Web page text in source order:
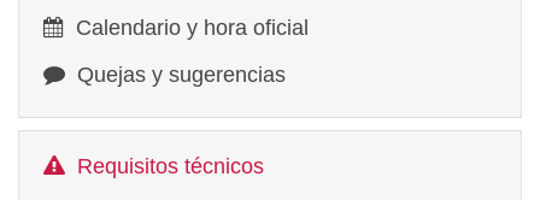
Calendario y hora oficial
Quejas y sugerencias
Requisitos técnicos